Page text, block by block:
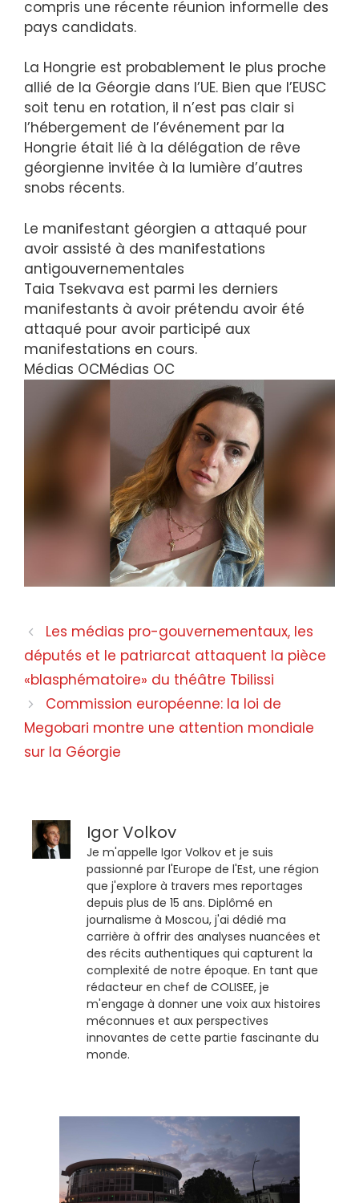
compris une récente réunion informelle des
pays candidats.
La Hongrie est probablement le plus proche
allié de la Géorgie dans l’UE. Bien que l’EUSC
soit tenu en rotation, il n’est pas clair si
l’hébergement de l’événement par la
Hongrie était lié à la délégation de rêve
géorgienne invitée à la lumière d’autres
snobs récents.
Le manifestant géorgien a attaqué pour
avoir assisté à des manifestations
antigouvernementales
Taia Tsekvava est parmi les derniers
manifestants à avoir prétendu avoir été
attaqué pour avoir participé aux
manifestations en cours.
Médias OCMédias OC
Les médias pro-gouvernementaux, les
députés et le patriarcat attaquent la pièce
«blasphématoire» du théâtre Tbilissi
Commission européenne: la loi de
Megobari montre une attention mondiale
sur la Géorgie
Igor Volkov
Je m'appelle Igor Volkov et je suis
passionné par l'Europe de l'Est, une région
que j'explore à travers mes reportages
depuis plus de 15 ans. Diplômé en
journalisme à Moscou, j'ai dédié ma
carrière à offrir des analyses nuancées et
des récits authentiques qui capturent la
complexité de notre époque. En tant que
rédacteur en chef de COLISEE, je
m'engage à donner une voix aux histoires
méconnues et aux perspectives
innovantes de cette partie fascinante du
monde.